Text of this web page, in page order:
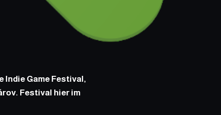
Indie Game Festival ,
Festival hier im